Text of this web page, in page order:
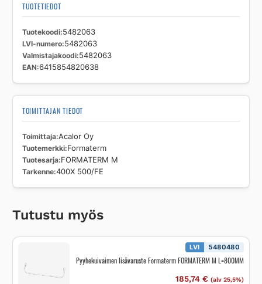
TUOTETIEDOT
Tuotekoodi 5482063
LVI-numero 5482063
Valmistajakoodi 5482063
EAN 6415854820638
TOIMITTAJAN TIEDOT
Toimittaja Acalor Oy
Tuotemerkki Formaterm
Tuotesarja FORMATERM M
Tarkenne 400X 500/FE
Tutustu myös
LVI 5480480
Pyyhekuivaimen lisävaruste Formaterm FORMATERM M L=800MM
185,74 € (alv 25,5%)